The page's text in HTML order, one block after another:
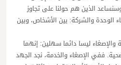
الذين هم حولنا على تجاوز
الوحدة والشركة: بين الأشخاص، وبين
والإصغاء ليسا دائما سهلين: إنهما
ففي الإصغاء والخدمة، نجد الجهد